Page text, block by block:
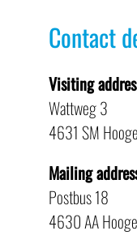
Contact
Visiting
Wattweg 3
4631 SM
Mailing
Postbus 18
4630 AA